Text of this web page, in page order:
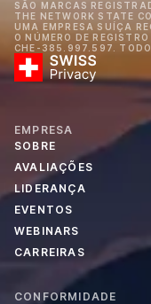
SÃO MARCAS
THE NETWORK STATE
UMA EMPRESA SUÍÇA
O NÚMERO DE REGISTRO
CHE-385.997.597.
EMPRESA
SOBRE
AVALIAÇÕES
LIDERANÇA
EVENTOS
WEBINARS
CARREIRAS
CONFORMIDADE